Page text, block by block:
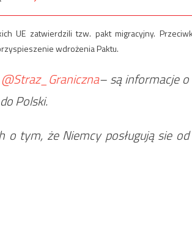
UE zatwierdzili tzw. pakt migracyjny.
wdrożenia Paktu.
@Straz_Graniczna– są informacje o
Polski.
tym, że Niemcy posługują sie od